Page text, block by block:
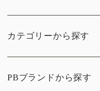
カテゴリーから探す
PBブランドから探す